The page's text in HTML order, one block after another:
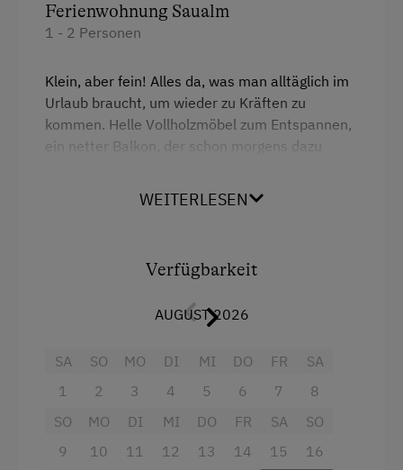
Ferienwohnung Saualm
1 - 2 Personen
Klein, aber fein! Alles da, was man alltäglich im
Urlaub braucht, um wieder zu Kräften zu
kommen. Helle Vollholzmöbel zum Entspannen,
ein netter Balkon, der schon morgens dazu
bevor man dann zum Strand geht, um in den
wohl temperierten See schwimmen zu gehen.
Dusche
Fernseher
WEITERLESEN
Verfügbarkeit
AUGUST 2026
SA
1
SO
2
MO
3
DI
4
MI
5
DO
6
FR
7
SA
8
SO
9
MO
10
DI
11
MI
12
DO
13
FR
14
SA
15
SO
16